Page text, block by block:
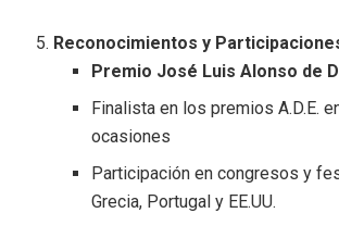
Reconocimientos y
Premio José Luis Alonso de
Finalista en los premios A.D.E.
ocasiones
Participación en congresos y
Grecia, Portugal y EE.UU.